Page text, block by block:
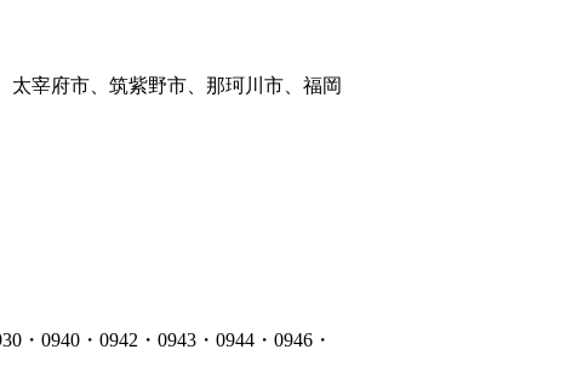
宰府市、筑紫野市、那珂川市、福岡
0940・0942・0943・0944・0946・